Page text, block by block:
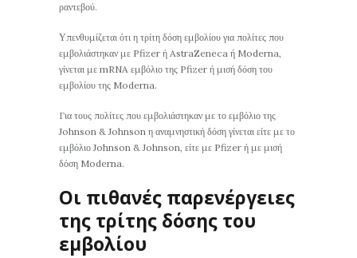
ραντεβού.
Υπενθυμίζεται ότι η τρίτη δόση εμβολίου για πολίτες που
εμβολιάστηκαν με Pfizer ή AstraZeneca ή Moderna,
γίνεται με mRNA εμβόλιο της Pfizer ή μισή δόση του
εμβολίου της Moderna.
Για τους πολίτες που εμβολιάστηκαν με το εμβόλιο της
Johnson & Johnson η αναμνηστική δόση γίνεται είτε με το
εμβόλιο Johnson & Johnson, είτε με Pfizer ή με μισή
δόση Moderna.
Οι πιθανές παρενέργειες
της τρίτης δόσης του
εμβολίου